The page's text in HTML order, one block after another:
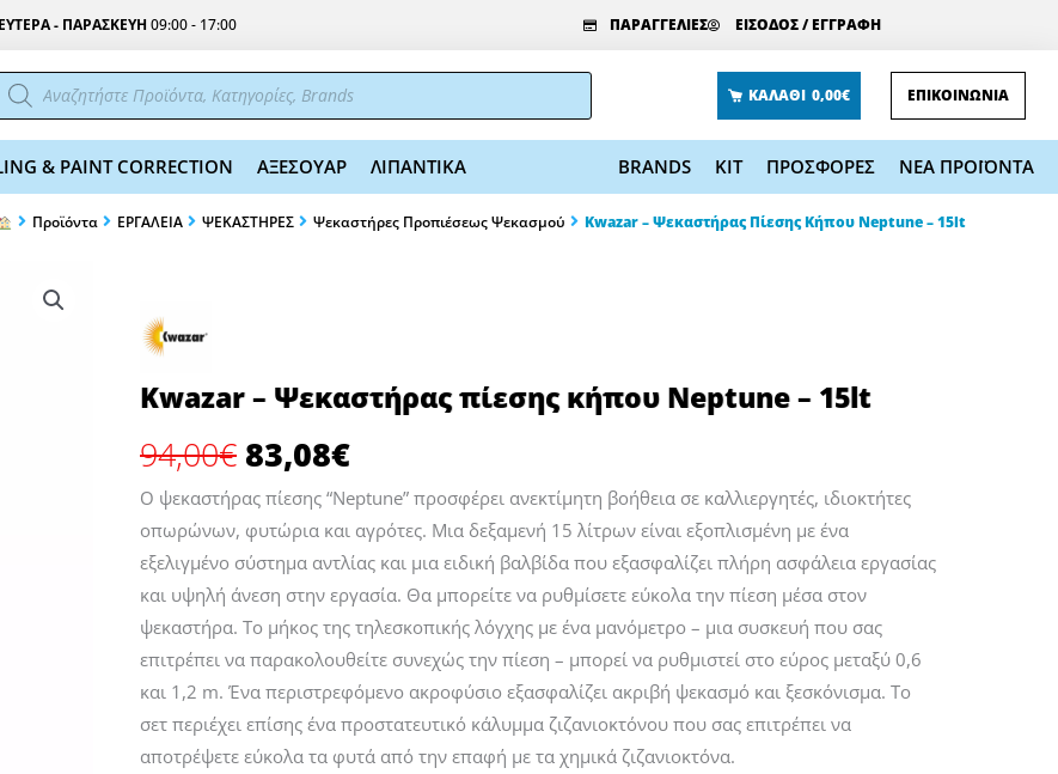
- ΠΑΡΑΣΚΕΥΗ 09:00 - 17:00 ΠΑΡΑΓΓΕΛΙΕΣ ΕΙΣΟΔΟΣ / ΕΓΓΡΑΦΗ
προϊόντων ΚΑΛΑΘΙ 0,00€ ΕΠΙΚΟΙΝΩΝΙΑ
& PAINT CORRECTION ΑΞΕΣΟΥΑΡ ΛΙΠΑΝΤΙΚΑ BRANDS KIT ΠΡΟΣΦΟΡΕΣ ΝΕΑ ΠΡΟΪΟΝΤΑ
Προϊόντα EΡΓΑΛΕΙΑ ΨΕΚΑΣΤΗΡΕΣ Ψεκαστήρες Προπιέσεως Ψεκασμού Kwazar – Ψεκαστήρας Πίεσης Κήπου Neptune – 15lt
Kwazar – Ψεκαστήρας πίεσης κήπου Neptune – 15lt
94,00€ Original
price
was:
94,00€.
83,08€Η
τιμή
είναι:
83,08€.
Ο ψεκαστήρας πίεσης “Neptune” προσφέρει ανεκτίμητη βοήθεια σε καλλιεργητές, ιδιοκτήτες
οπωρώνων, φυτώρια και αγρότες. Μια δεξαμενή 15 λίτρων είναι εξοπλισμένη με ένα
εξελιγμένο σύστημα αντλίας και μια ειδική βαλβίδα που εξασφαλίζει πλήρη ασφάλεια εργασίας
και υψηλή άνεση στην εργασία. Θα μπορείτε να ρυθμίσετε εύκολα την πίεση μέσα στον
ψεκαστήρα. Το μήκος της τηλεσκοπικής λόγχης με ένα μανόμετρο – μια συσκευή που σας
επιτρέπει να παρακολουθείτε συνεχώς την πίεση – μπορεί να ρυθμιστεί στο εύρος μεταξύ 0,6
και 1,2 m. Ένα περιστρεφόμενο ακροφύσιο εξασφαλίζει ακριβή ψεκασμό και ξεσκόνισμα. Το
σετ περιέχει επίσης ένα προστατευτικό κάλυμμα ζιζανιοκτόνου που σας επιτρέπει να
αποτρέψετε εύκολα τα φυτά από την επαφή με τα χημικά ζιζανιοκτόνα.